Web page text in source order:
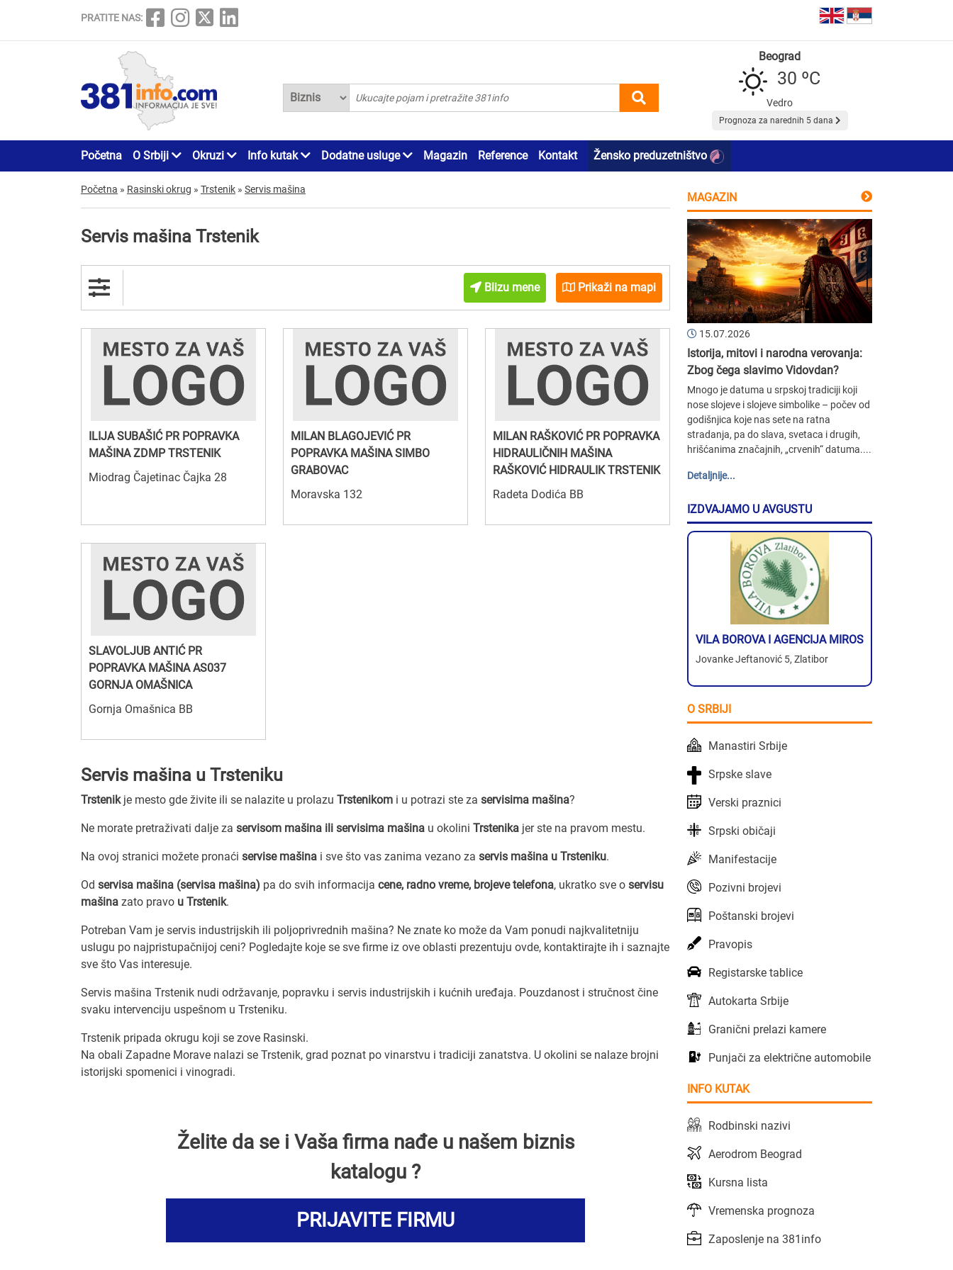
PRATITE NAS:
Beograd
30 ºC
Vedro
Prognoza za narednih 5 dana
Početna O Srbiji Okruzi Info kutak Dodatne usluge Magazin Reference Kontakt Žensko preduzetništvo
Početna » Rasinski okrug » Trstenik » Servis mašina
Servis mašina Trstenik
Blizu mene Prikaži na mapi
ILIJA SUBAŠIĆ PR POPRAVKA
MAŠINA ZDMP TRSTENIK
Miodrag Čajetinac Čajka 28
MILAN BLAGOJEVIĆ PR
POPRAVKA MAŠINA SIMBO
GRABOVAC
Moravska 132
MILAN RAŠKOVIĆ PR POPRAVKA
HIDRAULIČNIH MAŠINA
RAŠKOVIĆ HIDRAULIK TRSTENIK
Radeta Dodića BB
SLAVOLJUB ANTIĆ PR
POPRAVKA MAŠINA AS037
GORNJA OMAŠNICA
Gornja Omašnica BB
Servis mašina u Trsteniku
Trstenikje mesto gde živite ili se nalazite u prolazu Trstenikom i u potrazi ste za servisima mašina?
Ne morate pretraživati dalje za servisom mašina ili servisima mašina u okolini Trstenika jer ste na pravom mestu.
Na ovoj stranici možete pronaći servise mašina i sve što vas zanima vezano za servis mašina u Trsteniku.
Od servisa mašina (servisa mašina) pa do svih informacija cene, radno vreme, brojeve telefona, ukratko sve o servisu
mašina zato pravo u Trstenik.
Potreban Vam je servis industrijskih ili poljoprivrednih mašina? Ne znate ko može da Vam ponudi najkvalitetniju
uslugu po najpristupačnijoj ceni? Pogledajte koje se sve firme iz ove oblasti prezentuju ovde, kontaktirajte ih i saznajte
sve što Vas interesuje.
Servis mašina Trstenik nudi održavanje, popravku i servis industrijskih i kućnih uređaja. Pouzdanost i stručnost čine
svaku intervenciju uspešnom u Trsteniku.
Trstenik pripada okrugu koji se zove Rasinski.
Na obali Zapadne Morave nalazi se Trstenik, grad poznat po vinarstvu i tradiciji zanatstva. U okolini se nalaze brojni
istorijski spomenici i vinogradi.
Želite da se i Vaša firma nađe u našem biznis
katalogu ?
PRIJAVITE FIRMU
MAGAZIN
15.07.2026
Istorija, mitovi i narodna verovanja:
Zbog čega slavimo Vidovdan?
Mnogo je datuma u srpskoj tradiciji koji
nose slojeve i slojeve simbolike – počev od
godišnjica koje nas sete na ratna
stradanja, pa do slava, svetaca i drugih,
hrišćanima značajnih, „crvenih“ datuma....
Detaljnije...
IZDVAJAMO U AVGUSTU
VILA BOROVA I AGENCIJA MIROS
Jovanke Jeftanović 5, Zlatibor
O SRBIJI
Manastiri Srbije
Srpske slave
Verski praznici
Srpski običaji
Manifestacije
Pozivni brojevi
Poštanski brojevi
Pravopis
Registarske tablice
Autokarta Srbije
Granični prelazi kamere
Punjači za električne automobile
INFO KUTAK
Rodbinski nazivi
Aerodrom Beograd
Kursna lista
Vremenska prognoza
Zaposlenje na 381info